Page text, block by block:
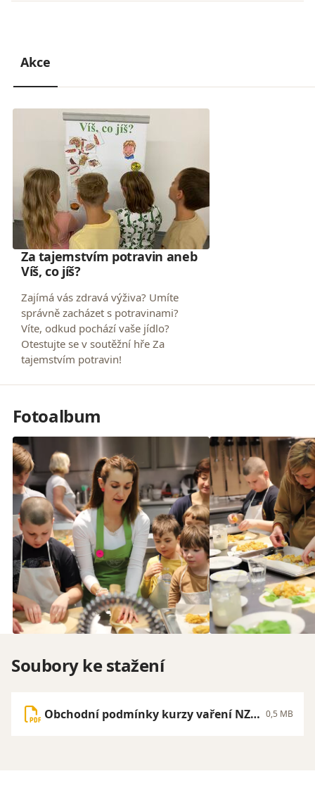
Akce
Za tajemstvím potravin aneb
Víš, co jíš?
Zajímá vás zdravá výživa? Umíte
správně zacházet s potravinami?
Víte, odkud pochází vaše jídlo?
Otestujte se v soutěžní hře Za
tajemstvím potravin!
Fotoalbum
Soubory ke stažení
Obchodní podmínky kurzy vaření NZM 0,5 MB